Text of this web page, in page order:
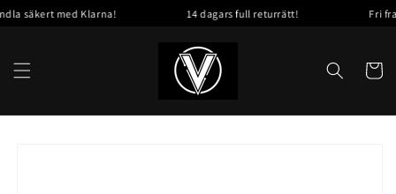
säkert med Klarna! 14 dagars full returrätt! Fri
vidare